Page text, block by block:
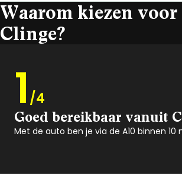
Waarom kiezen
Clinge?
1 /4
Goed bereikbaar vanuit
Met de auto ben je via de A10 binnen